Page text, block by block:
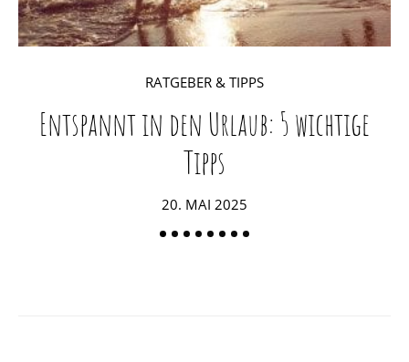
RATGEBER & TIPPS
Entspannt in den Urlaub: 5 wichtige
Tipps
POSTED
20. MAI 2025